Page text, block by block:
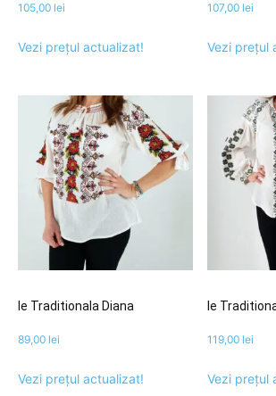
105,00 lei
Vezi prețul actualizat!
107,00 lei
Vezi prețul
Ie Traditionala Diana
89,00 lei
Vezi prețul actualizat!
Ie
119,00 lei
Vezi prețul